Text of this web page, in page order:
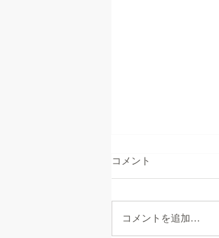
コメント
コメントを追加…